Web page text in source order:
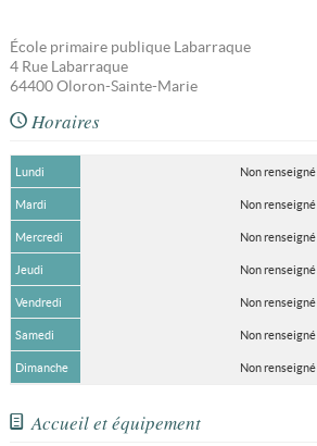
École primaire publique Labarraque
4 Rue Labarraque
64400 Oloron-Sainte-Marie
Horaires
Lundi Non renseigné
Mardi Non renseigné
Mercredi Non renseigné
Jeudi Non renseigné
Vendredi Non renseigné
Samedi Non renseigné
Dimanche Non renseigné
Accueil et équipement